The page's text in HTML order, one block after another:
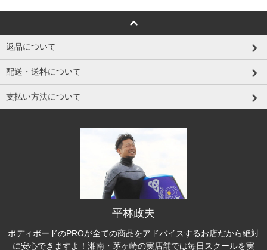
返品について
配送・送料について
支払い方法について
平林政夫
ボディボードのPROが全ての商品をアドバイスするお店だから絶対
に安心できますよ！湘南・茅ヶ崎の実店舗では毎日スクールを実